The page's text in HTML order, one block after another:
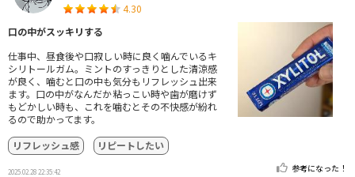
4.30
口の中がスッキリする
仕事中、昼食後や口寂しい時に良く噛んでいるキ
シリトールガム。ミントのすっきりとした清涼感
が良く、噛むと口の中も気分もリフレッシュ出来
ます。口の中がなんだか粘っこい時や歯が磨けず
もどかしい時も、これを噛むとその不快感が紛れ
るので助かってます。
リフレッシュ感
リピートしたい
2025.02.28 22:35:42 参考になった！